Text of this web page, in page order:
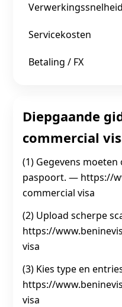
Verwerkingssnelheid
Servicekosten
Betaling / FX
Diepgaande
commercial
(1) Gegevens
paspoort. — https://
commercial visa
(2) Upload scherpe
https://
visa
(3) Kies type en
https://
visa